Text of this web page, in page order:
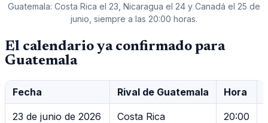
Guatemala: Costa Rica el 23, Nicaragua el 24 y Canadá el 25 de
junio, siempre a las 20:00 horas.
El calendario ya confirmado para
Guatemala
Fecha Rival de Guatemala Hora
23 de junio de 2026 Costa Rica 20:00